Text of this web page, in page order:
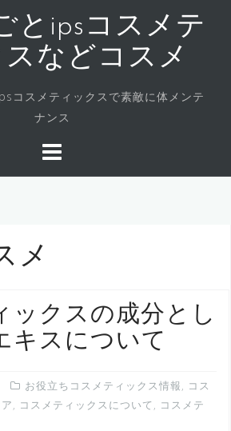
とipsコスメテ
スなどコスメ
コスメティックスで素敵に体メンテ
ナンス
メ
ックスの成分とし
キスについて
お役立ちコスメティックス情報, コス
, コスメティックスについて, コスメテ